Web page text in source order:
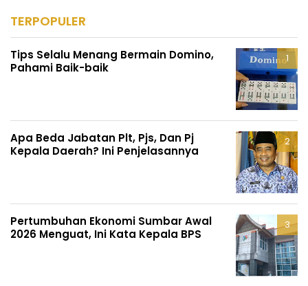
TERPOPULER
Tips Selalu Menang Bermain Domino,
Pahami Baik-baik
Apa Beda Jabatan Plt, Pjs, Dan Pj
Kepala Daerah? Ini Penjelasannya
Pertumbuhan Ekonomi Sumbar Awal
2026 Menguat, Ini Kata Kepala BPS